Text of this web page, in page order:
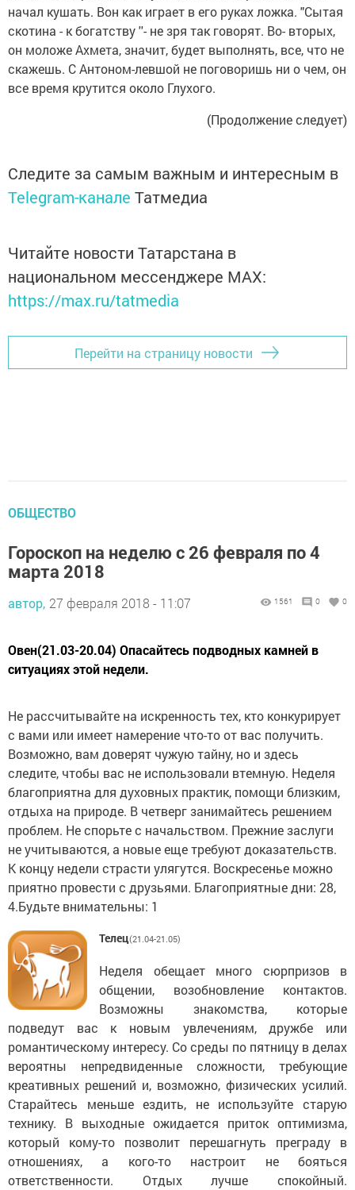
начал кушать. Вон как играет в его руках ложка. "Сытая
скотина - к богатству ''- не зря так говорят. Во- вторых,
он моложе Ахмета, значит, будет выполнять, все, что не
скажешь. С Антоном-левшой не поговоришь ни о чем, он
все время крутится около Глухого.
(Продолжение следует)
Следите за самым важным и интересным в
Telegram-канале Татмедиа
Читайте новости Татарстана в
национальном мессенджере MАХ:
https://max.ru/tatmedia
Перейти на страницу новости
ОБЩЕСТВО
Гороскоп на неделю с 26 февраля по 4
марта 2018
автор, 27 февраля 2018 - 11:07 1561 0 0
Овен(21.03-20.04) Опасайтесь подводных камней в
ситуациях этой недели.
Не рассчитывайте на искренность тех, кто конкурирует
с вами или имеет намерение что-то от вас получить.
Возможно, вам доверят чужую тайну, но и здесь
следите, чтобы вас не использовали втемную. Неделя
благоприятна для духовных практик, помощи близким,
отдыха на природе. В четверг занимайтесь решением
проблем. Не спорьте с начальством. Прежние заслуги
не учитываются, а новые еще требуют доказательств.
К концу недели страсти улягутся. Воскресенье можно
приятно провести с друзьями. Благоприятные дни: 28,
4.Будьте внимательны: 1
Телец(21.04-21.05)
Неделя обещает много сюрпризов в
общении, возобновление контактов.
Возможны знакомства, которые
подведут вас к новым увлечениям, дружбе или
романтическому интересу. Со среды по пятницу в делах
вероятны непредвиденные сложности, требующие
креативных решений и, возможно, физических усилий.
Старайтесь меньше ездить, не используйте старую
технику. В выходные ожидается приток оптимизма,
который кому-то позволит перешагнуть преграду в
отношениях, а кого-то настроит не бояться
ответственности. Отдых лучше спокойный.